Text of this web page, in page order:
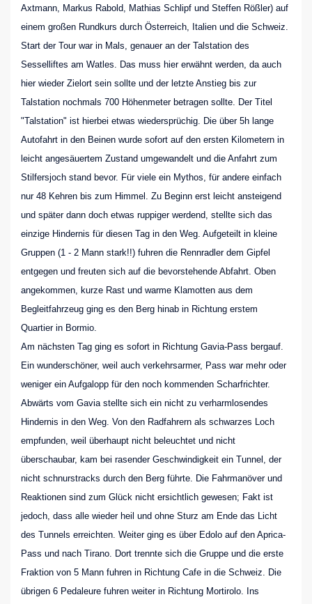
Axtmann, Markus Rabold, Mathias Schlipf und Steffen Rößler) auf
einem großen Rundkurs durch Österreich, Italien und die Schweiz.
Start der Tour war in Mals, genauer an der Talstation des
Sesselliftes am Watles. Das muss hier erwähnt werden, da auch
hier wieder Zielort sein sollte und der letzte Anstieg bis zur
Talstation nochmals 700 Höhenmeter betragen sollte. Der Titel
"Talstation" ist hierbei etwas wiedersprüchig. Die über 5h lange
Autofahrt in den Beinen wurde sofort auf den ersten Kilometern in
leicht angesäuertem Zustand umgewandelt und die Anfahrt zum
Stilfersjoch stand bevor. Für viele ein Mythos, für andere einfach
nur 48 Kehren bis zum Himmel. Zu Beginn erst leicht ansteigend
und später dann doch etwas ruppiger werdend, stellte sich das
einzige Hindernis für diesen Tag in den Weg. Aufgeteilt in kleine
Gruppen (1 - 2 Mann stark!!) fuhren die Rennradler dem Gipfel
entgegen und freuten sich auf die bevorstehende Abfahrt. Oben
angekommen, kurze Rast und warme Klamotten aus dem
Begleitfahrzeug ging es den Berg hinab in Richtung erstem
Quartier in Bormio.
Am nächsten Tag ging es sofort in Richtung Gavia-Pass bergauf.
Ein wunderschöner, weil auch verkehrsarmer, Pass war mehr oder
weniger ein Aufgalopp für den noch kommenden Scharfrichter.
Abwärts vom Gavia stellte sich ein nicht zu verharmlosendes
Hindernis in den Weg. Von den Radfahrern als schwarzes Loch
empfunden, weil überhaupt nicht beleuchtet und nicht
überschaubar, kam bei rasender Geschwindigkeit ein Tunnel, der
nicht schnurstracks durch den Berg führte. Die Fahrmanöver und
Reaktionen sind zum Glück nicht ersichtlich gewesen; Fakt ist
jedoch, dass alle wieder heil und ohne Sturz am Ende das Licht
des Tunnels erreichten. Weiter ging es über Edolo auf den Aprica-
Pass und nach Tirano. Dort trennte sich die Gruppe und die erste
Fraktion von 5 Mann fuhren in Richtung Cafe in die Schweiz. Die
übrigen 6 Pedaleure fuhren weiter in Richtung Mortirolo. Ins